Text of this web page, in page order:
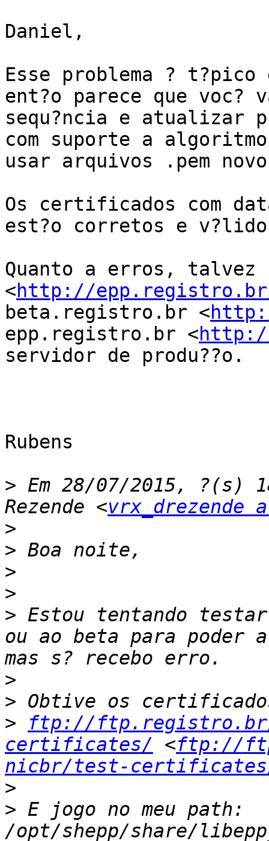
Daniel,
Esse problema ? t?pico
ent?o parece que
sequ?ncia e atualizar
com suporte a
usar arquivos .pem
Os certificados com
est?o corretos e
Quanto a erros,
<http://
beta.registro.br <
epp.registro.br <
servidor de produ??o.
Rubens
> Em 28/07/2015, ?(s)
Rezende <vrx_drezende
>
>
>
>
> Estou tentando
ou ao beta para poder
>
>
>
ftp://
certificates/ <ftp://
nicbr/test-
>
> E jogo no meu path: